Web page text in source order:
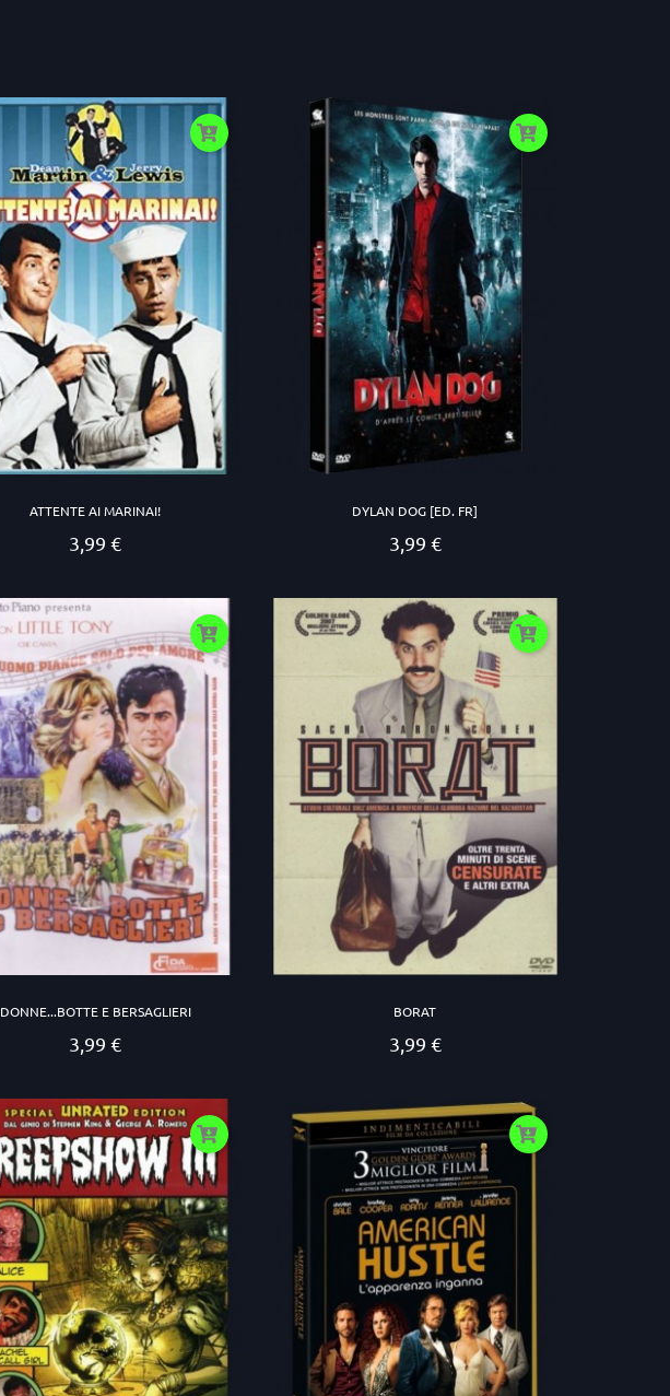
ATTENTE AI MARINAI!
Prezzo
3,99 €
DYLAN DOG [ED. FR]
Prezzo
3,99 €
DONNE...BOTTE E BERSAGLIERI
Prezzo
3,99 €
BORAT
Prezzo
3,99 €